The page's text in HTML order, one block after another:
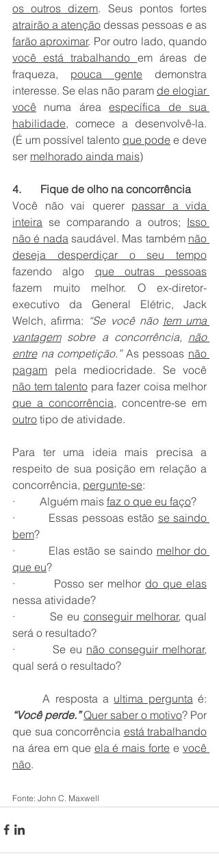
os outros dizem
atrairão a atenção
farão aproximar
você está trabalhando em áreas de
fraqueza, pouca gente demonstra
interesse. Se elas não param de elogiar
você numa área específica de sua
habilidade, comece a desenvolvê-la.
(É um possível talento que pode e deve
ser melhorado ainda mais)
4.       Fique de olho na concorrência
Você não vai querer passar a vida
inteira se comparando a outros; Isso
não é nada saudável. Mas também não
deseja desperdiçar o seu tempo
fazendo algo que outras pessoas
fazem muito melhor. O ex-diretor-
executivo da General Elétric, Jack
Welch, afirma: “Se você não tem uma
vantagem sobre a concorrência, não
entre na competição.” As pessoas não
pagam
não tem talento
que a concorrência
outro tipo de atividade.
Para ter uma ideia mais precisa a
respeito de sua posição em relação a
concorrência, pergunte-se:
·         Alguém mais faz o que eu faço?
·         Essas pessoas estão se saindo
bem?
·         Elas estão se saindo melhor do
que eu?
·         Posso ser melhor do que elas
nessa atividade?
·         Se eu conseguir melhorar, qual
será o resultado?
·         Se eu não conseguir melhorar,
qual será o resultado?
      A resposta a
ultima pergunta
“Você perde.” Quer saber o motivo? Por
que sua concorrência está trabalhando
na área em que ela é mais forte e você
não.
Fonte: John C. Maxwell